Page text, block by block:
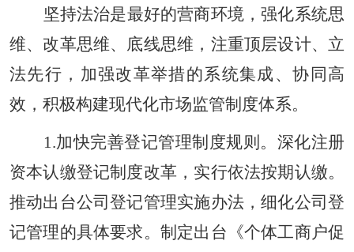
坚持法治是最好的营商环境，强化系统思
维、改革思维、底线思维，注重顶层设计、立
法先行，加强改革举措的系统集成、协同高
效，积极构建现代化市场监管制度体系。
1.加快完善登记管理制度规则。深化注册
资本认缴登记制度改革，实行依法按期认缴。
推动出台公司登记管理实施办法，细化公司登
记管理的具体要求。制定出台《个体工商户促